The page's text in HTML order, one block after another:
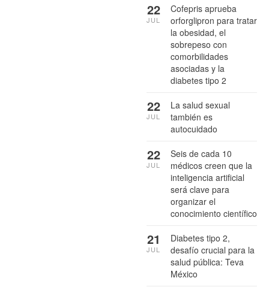
Cofepris aprueba
orforglipron para tratar
la obesidad, el
sobrepeso con
comorbilidades
asociadas y la
diabetes tipo 2
22
JUL
La salud sexual
también es
autocuidado
22
JUL
Seis de cada 10
médicos creen que la
inteligencia artificial
será clave para
organizar el
conocimiento científico
22
JUL
Diabetes tipo 2,
desafío crucial para la
salud pública: Teva
México
21
JUL